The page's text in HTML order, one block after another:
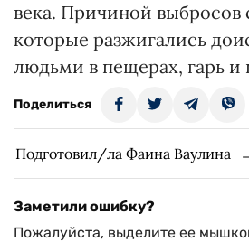
века. Причиной выбросов
которые разжигались
людьми в пещерах, гарь и
Поделиться
Подготовил/ла Фаина Ваулина
Заметили ошибку?
Пожалуйста, выделите ее